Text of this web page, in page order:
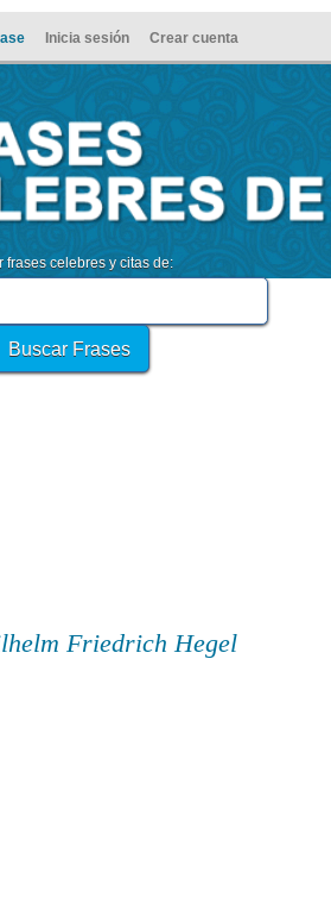
Inicia sesión Crear cuenta
frases celebres y citas de:
Friedrich Hegel